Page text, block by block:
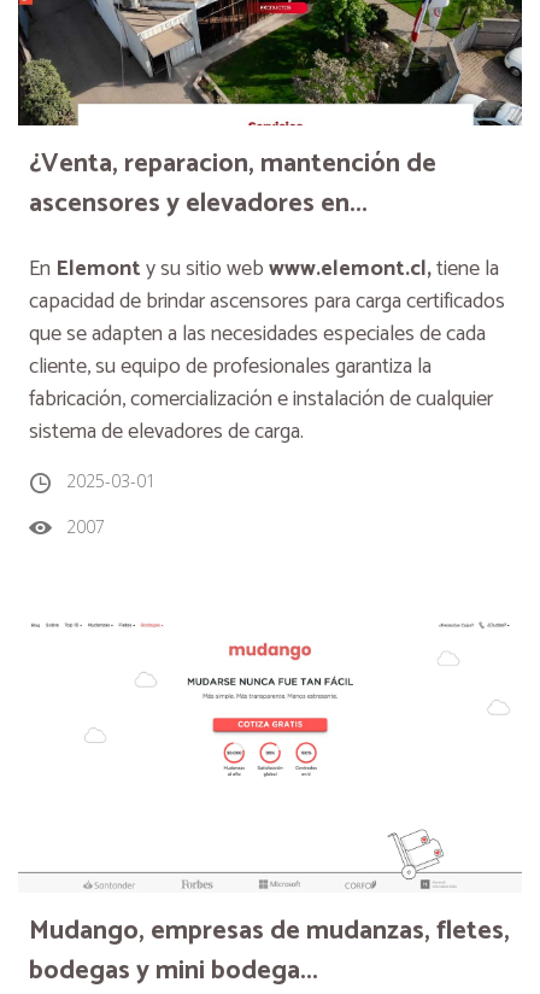
¿Venta, reparacion, mantención de
ascensores y elevadores en...
En Elemonty su sitio webwww.elemont.cl,tiene la
capacidad de brindar ascensores para carga certificados
que se adapten a las necesidades especiales de cada
cliente, su equipo de profesionales garantiza la
fabricación, comercialización e instalación de cualquier
sistema de elevadores de carga.
2025-03-01
2007
Mudango, empresas de mudanzas, fletes,
bodegas y mini bodega...